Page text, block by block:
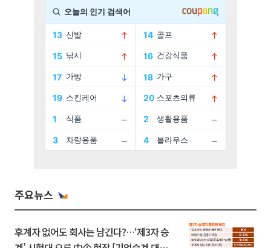
주요뉴스
후계자 없어도 회사는 남긴다?…‘제3자 승